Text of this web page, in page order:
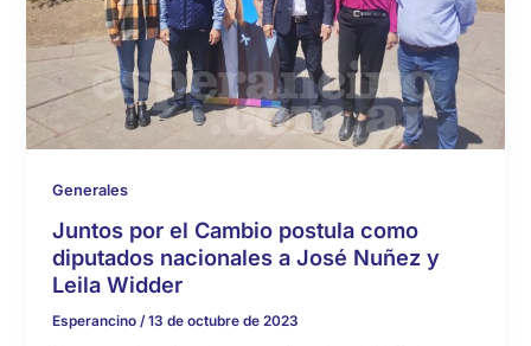
Generales
Juntos por el Cambio postula como
diputados nacionales a José Nuñez y
Leila Widder
Esperancino/13 de octubre de 2023